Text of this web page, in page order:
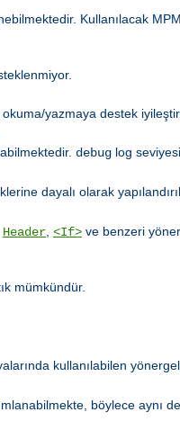
Kullanılacak
yazmaya destek
debug log
dayalı olarak
Header <If> ve benzeri
mümkündür.
kullanılabilen
böylece aynı